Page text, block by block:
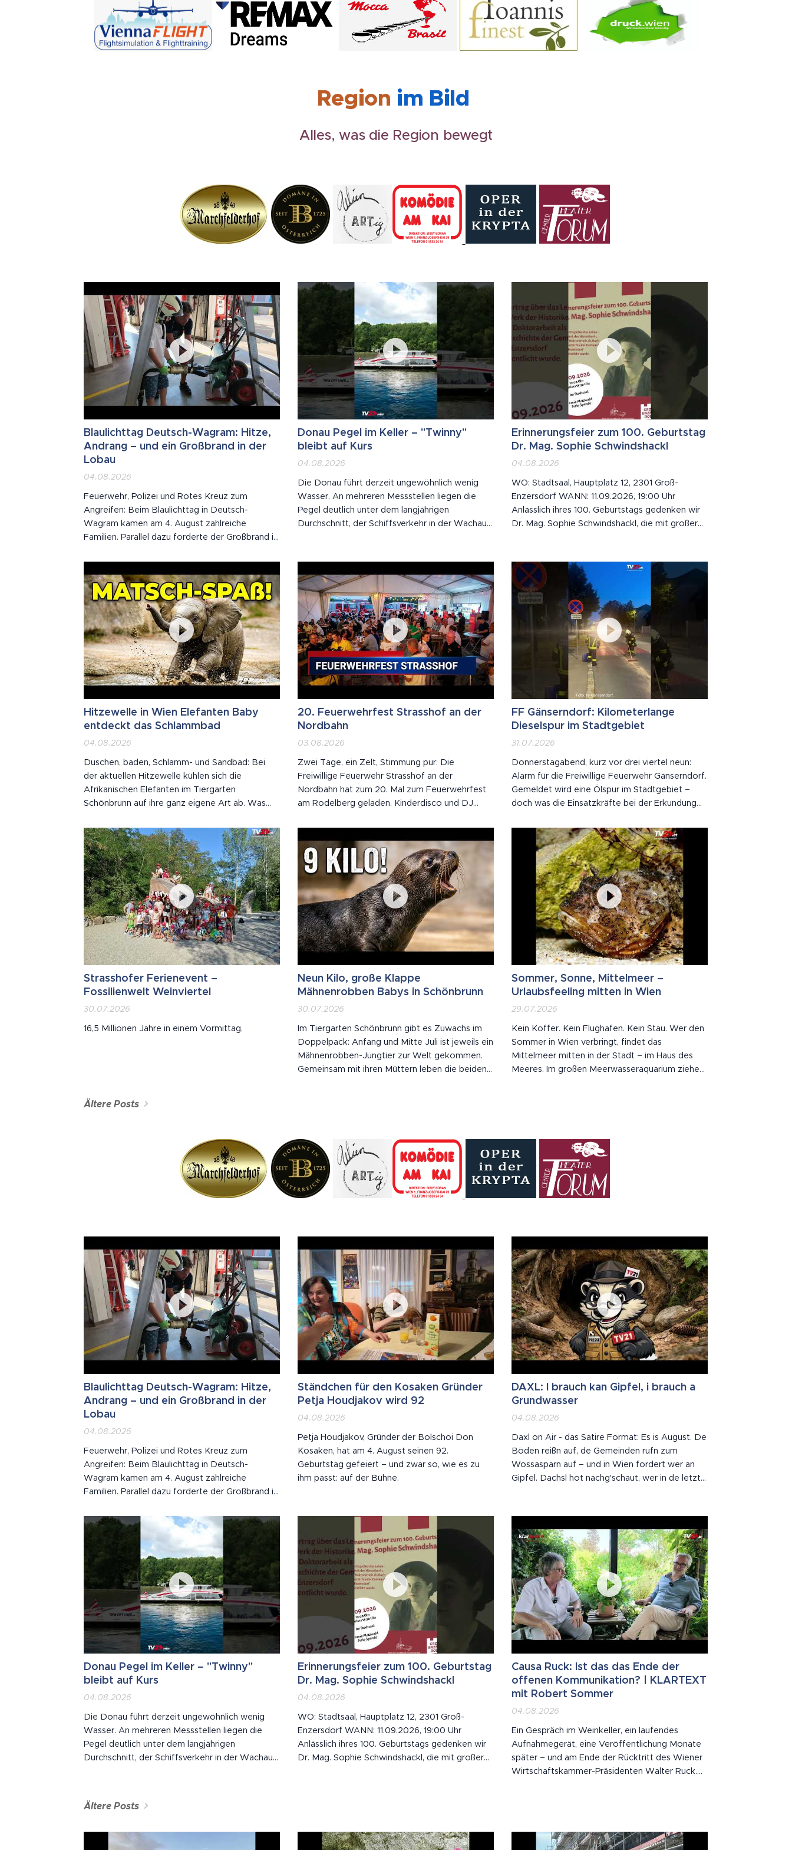
Region im Bild
Alles, was die Region bewegt
Blaulichttag Deutsch-Wagram: Hitze,
Andrang – und ein Großbrand in der
Lobau
04.08.2026
Feuerwehr, Polizei und Rotes Kreuz zum
Angreifen: Beim Blaulichttag in Deutsch-
Wagram kamen am 4. August zahlreiche
Familien. Parallel dazu forderte der Großbrand in
Donau Pegel im Keller – "Twinny"
bleibt auf Kurs
04.08.2026
Die Donau führt derzeit ungewöhnlich wenig
Wasser. An mehreren Messstellen liegen die
Pegel deutlich unter dem langjährigen
Durchschnitt, der Schiffsverkehr in der Wachau
besetzt mit 250 Passagieren hat der
Schnellkatamaran nur geringen Tiefgang. In 20...
Erinnerungsfeier zum 100. Geburtstag
Dr. Mag. Sophie Schwindshackl
04.08.2026
WO: Stadtsaal, Hauptplatz 12, 2301 Groß-
Enzersdorf WANN: 11.09.2026, 19:00 Uhr
Anlässlich ihres 100. Geburtstags gedenken wir
Dr. Mag. Sophie Schwindshackl, die mit großer
starken und reich bebilderten Heimatbuch schuf
sie ein bleibendes Denkmal für Essling und...
Hitzewelle in Wien Elefanten Baby
entdeckt das Schlammbad
04.08.2026
Duschen, baden, Schlamm- und Sandbad: Bei
der aktuellen Hitzewelle kühlen sich die
Afrikanischen Elefanten im Tiergarten
Schönbrunn auf ihre ganz eigene Art ab. Was
Wahrheit Hautpflege – die Kruste schützt die
empfindliche Haut vor Sonne und lästigen
Insekten.
20. Feuerwehrfest Strasshof an der
Nordbahn
03.08.2026
Zwei Tage, ein Zelt, Stimmung pur: Die
Freiwillige Feuerwehr Strasshof an der
Nordbahn hat zum 20. Mal zum Feuerwehrfest
am Rodelberg geladen. Kinderdisco und DJ
Stadtmusik und ein doppelter Bieranstich am
Samstag – und ab neun Vollgas mit den
Grabenland Buam. Nicht einmal die extremen
Temperaturen konnten...
FF Gänserndorf: Kilometerlange
Dieselspur im Stadtgebiet
31.07.2026
Donnerstagabend, kurz vor drei viertel neun:
Alarm für die Freiwillige Feuerwehr Gänserndorf.
Gemeldet wird eine Ölspur im Stadtgebiet –
doch was die Einsatzkräfte bei der Erkundung
deutlich.
Strasshofer Ferienevent –
Fossilienwelt Weinviertel
30.07.2026
16,5 Millionen Jahre in einem Vormittag.
Neun Kilo, große Klappe
Mähnenrobben Babys in Schönbrunn
30.07.2026
Im Tiergarten Schönbrunn gibt es Zuwachs im
Doppelpack: Anfang und Mitte Juli ist jeweils ein
Mähnenrobben-Jungtier zur Welt gekommen.
Gemeinsam mit ihren Müttern leben die beiden
Sommer, Sonne, Mittelmeer –
Urlaubsfeeling mitten in Wien
29.07.2026
Kein Koffer. Kein Flughafen. Kein Stau. Wer den
Sommer in Wien verbringt, findet das
Mittelmeer mitten in der Stadt – im Haus des
Meeres. Im großen Meerwasseraquarium ziehen
Ältere Posts
Blaulichttag Deutsch-Wagram: Hitze,
Andrang – und ein Großbrand in der
Lobau
04.08.2026
Feuerwehr, Polizei und Rotes Kreuz zum
Angreifen: Beim Blaulichttag in Deutsch-
Wagram kamen am 4. August zahlreiche
Familien. Parallel dazu forderte der Großbrand in
Ständchen für den Kosaken Gründer
Petja Houdjakov wird 92
04.08.2026
Petja Houdjakov, Gründer der Bolschoi Don
Kosaken, hat am 4. August seinen 92.
Geburtstag gefeiert – und zwar so, wie es zu
ihm passt: auf der Bühne.
DAXL: I brauch kan Gipfel, i brauch a
Grundwasser
04.08.2026
Daxl on Air - das Satire Format: Es is August. De
Böden reißn auf, de Gemeinden rufn zum
Wossasparn auf – und in Wien fordert wer an
Gipfel. Dachsl hot nachg'schaut, wer in de letztn
Joghurt.
Donau Pegel im Keller – "Twinny"
bleibt auf Kurs
04.08.2026
Die Donau führt derzeit ungewöhnlich wenig
Wasser. An mehreren Messstellen liegen die
Pegel deutlich unter dem langjährigen
Durchschnitt, der Schiffsverkehr in der Wachau
besetzt mit 250 Passagieren hat der
Schnellkatamaran nur geringen Tiefgang. In 20...
Erinnerungsfeier zum 100. Geburtstag
Dr. Mag. Sophie Schwindshackl
04.08.2026
WO: Stadtsaal, Hauptplatz 12, 2301 Groß-
Enzersdorf WANN: 11.09.2026, 19:00 Uhr
Anlässlich ihres 100. Geburtstags gedenken wir
Dr. Mag. Sophie Schwindshackl, die mit großer
Causa Ruck: Ist das das Ende der
offenen Kommunikation? | KLARTEXT
mit Robert Sommer
04.08.2026
Ein Gespräch im Weinkeller, ein laufendes
Aufnahmegerät, eine Veröffentlichung Monate
später – und am Ende der Rücktritt des Wiener
Wirtschaftskammer-Präsidenten Walter Ruck.
Ältere Posts